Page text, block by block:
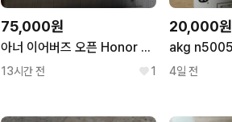
75,000원
아너 이어버즈 오픈 Honor Earbuds Open ANC 오픈형 이어폰
13시간 전 1
20,000원
4일 전